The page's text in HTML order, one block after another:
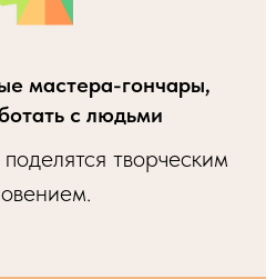
мастера-гончары,
с людьми
творческим